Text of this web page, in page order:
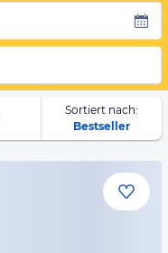
Sortiert nach:
Bestseller